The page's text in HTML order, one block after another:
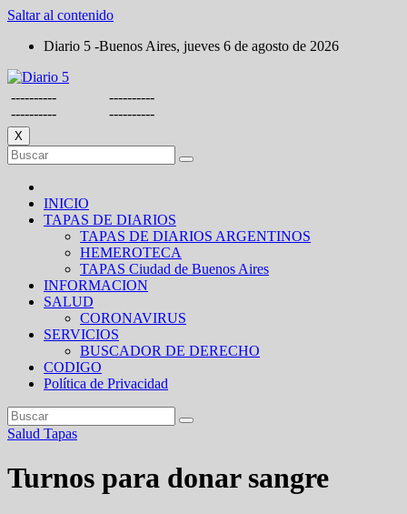
Saltar al contenido
Diario 5 -Buenos Aires, jueves 6 de agosto de 2026
----------
----------
----------
----------
X
INICIO
TAPAS DE DIARIOS
TAPAS DE DIARIOS ARGENTINOS
HEMEROTECA
TAPAS Ciudad de Buenos Aires
INFORMACION
SALUD
CORONAVIRUS
SERVICIOS
BUSCADOR DE DERECHO
CODIGO
Política de Privacidad
Salud Tapas
Turnos para donar sangre